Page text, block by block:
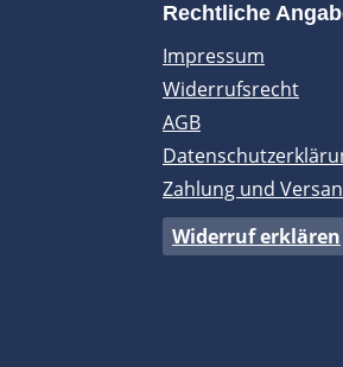
Rechtliche
Impressum
Widerrufsrecht
AGB
Zahlung und
Widerruf erklären